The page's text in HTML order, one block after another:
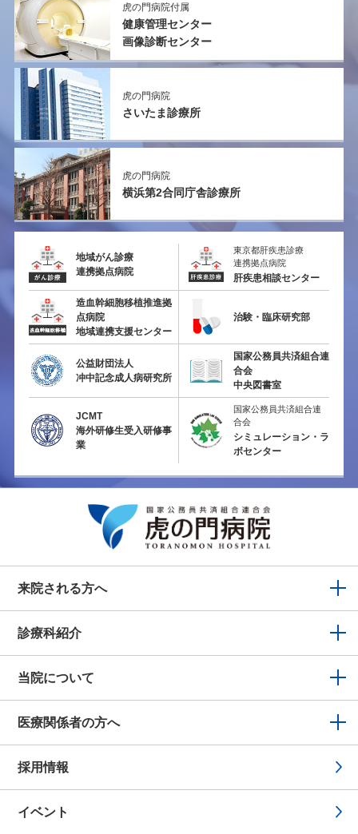
虎の門病院付属
健康管理センター
画像診断センター
虎の門病院
さいたま診療所
虎の門病院
横浜第2合同庁舎診療所
地域がん診療
連携拠点病院
東京都肝疾患診療
連携拠点病院
肝疾患相談センター
造血幹細胞移植推進拠
点病院
地域連携支援センター
治験・臨床研究部
公益財団法人
冲中記念成人病研究所
国家公務員共済組合連
合会
中央図書室
JCMT
海外研修生受入研修事
業
国家公務員共済組合連
合会
シミュレーション・ラ
ボセンター
来院される方へ
診療科紹介
当院について
医療関係者の方へ
採用情報
イベント